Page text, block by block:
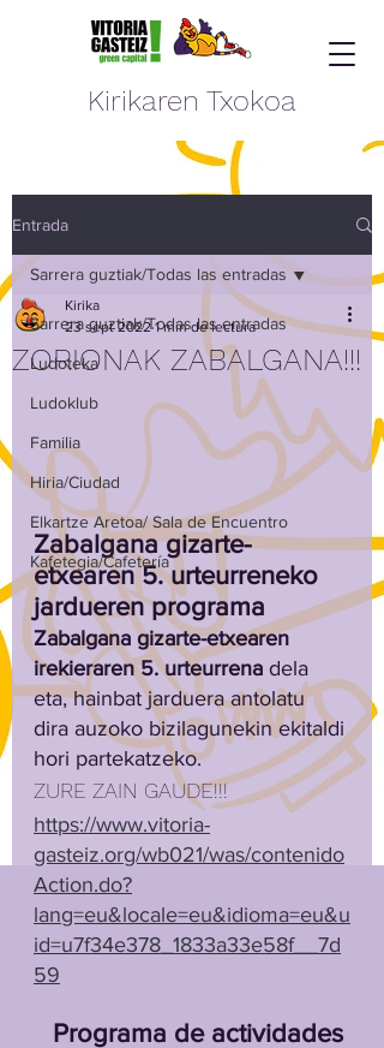
Kirikaren Txokoa
Entrada
Sarrera guztiak/Todas las entradas
Ludoteka
Ludoklub
Familia
Hiria/Ciudad
Elkartze Aretoa/ Sala de Encuentro
Kafetegia/Cafetería
Sarrera guztiak/Todas las entradas
ZORIONAK ZABALGANA!!!
Kirika
23 sept 2022 1 min de lectura
Zabalgana gizarte-
etxearen 5. urteurreneko
jardueren programa
Zabalgana gizarte-etxearen
irekieraren 5. urteurrena dela
eta, hainbat jarduera antolatu
dira auzoko bizilagunekin ekitaldi
hori partekatzeko.
ZURE ZAIN GAUDE!!!
https://www.vitoria-
gasteiz.org/wb021/was/contenido
Action.do?
lang=eu&locale=eu&idioma=eu&u
id=u7f34e378_1833a33e58f__7d
59
Programa de actividades